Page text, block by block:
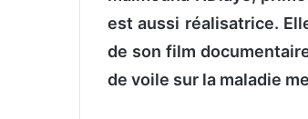
est aussi réalisatrice.
de son film
de voile sur la maladie